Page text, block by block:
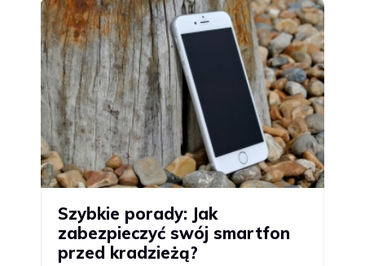
Szybkie porady: Jak
zabezpieczyć swój smartfon
przed kradzieżą?